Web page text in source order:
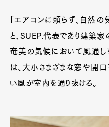
「エアコンに頼らず、自然
と、SUEP.代表であり建築
奄美の気候において風通
は、大小さまざまな窓や開
い風が室内を通り抜ける。